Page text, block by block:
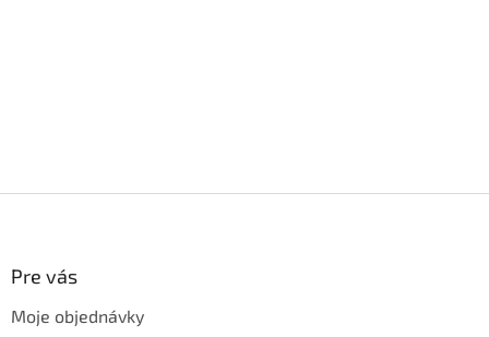
Pre vás
Moje objednávky